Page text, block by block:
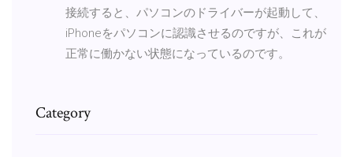
接続すると、パソコンのドライバーが起動して、
iPhoneをパソコンに認識させるのですが、これが
正常に働かない状態になっているのです。
Category